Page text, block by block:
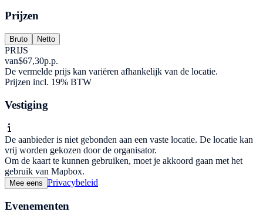
Prijzen
Bruto Netto
PRIJS
van$67,30p.p.
De vermelde prijs kan variëren afhankelijk van de locatie.
Prijzen incl. 19% BTW
Vestiging
De aanbieder is niet gebonden aan een vaste locatie. De locatie kan
vrij worden gekozen door de organisator.
Om de kaart te kunnen gebruiken, moet je akkoord gaan met het
gebruik van Mapbox.
Mee eens Privacybeleid
Evenementen